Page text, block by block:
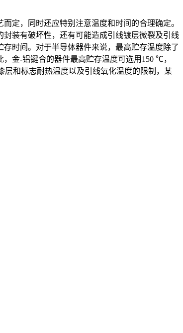
定，同时还应特别注意温度和时间的合理确定。
装有破坏性，还有可能造成引线镀层微裂及引线
时间。对于半导体器件来说，最高贮存温度除了
金-铝键合的器件最高贮存温度可选用150 ℃，
和标志耐热温度以及引线氧化温度的限制，某